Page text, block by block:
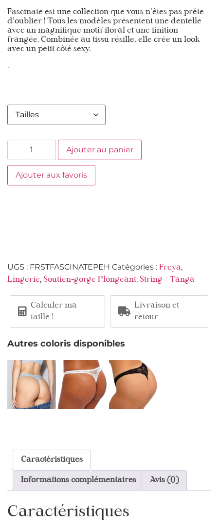
Fascinate est une collection que vous n’êtes pas prête
d’oublier ! Tous les modèles présentent une dentelle
avec un magnifique motif floral et une finition
frangée. Combinée au tissu résille, elle crée un look
avec un petit côté sexy.
.
Ajouter au panier
Ajouter aux favoris
UGS : FRSTFASCINATEPEH Catégories : Freya,
Lingerie, Soutien-gorge Plongeant, String / Tanga
Calculer ma
taille !
Livraison et
retour
Autres coloris disponibles
Caractéristiques
Informations complémentaires Avis (0)
Caractéristiques